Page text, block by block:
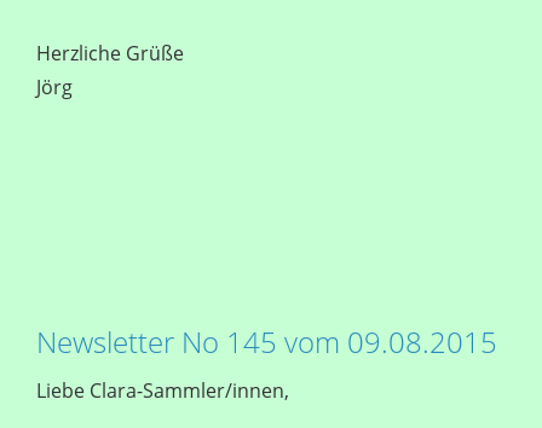
Herzliche Grüße
Jörg
Newsletter No 145 vom 09.08.2015
Liebe Clara-Sammler/innen,